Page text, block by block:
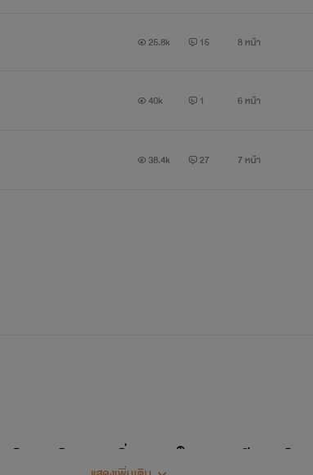
ขอฝากนิยายเรื่องนี้ด้วยน่ะคร้าาา
พจนิยายหน่อยน่ะค่ะสารมารถเข้าไปทักทายพูดคุยและท
25.8k 15 8 หน้า
40k 1 6 หน้า
38.4k 27 7 หน้า